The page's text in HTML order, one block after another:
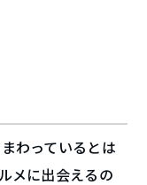
わっているとは
メに出会えるの